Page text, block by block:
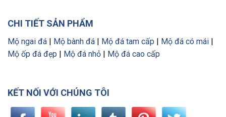
CHI TIẾT SẢN PHẨM
Mộ ngai đá | Mộ bành đá | Mộ đá tam cấp | Mộ đá có mái |
Mộ ốp đá đẹp | Mộ đá nhỏ | Mộ đá cao cấp
KẾT NỐI VỚI CHÚNG TÔI